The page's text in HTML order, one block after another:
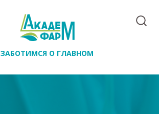
ЗАБОТИМСЯ О ГЛАВНОМ